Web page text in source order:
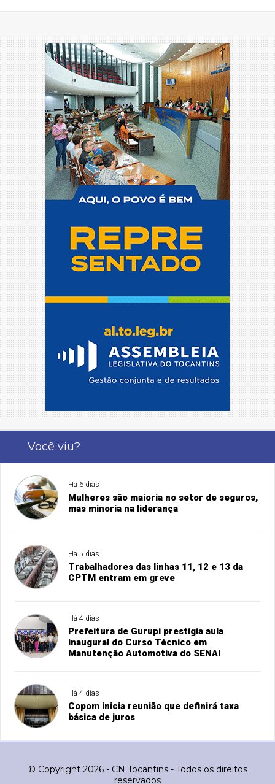
Você viu?
Há 6 dias
Mulheres são maioria no setor de seguros,
mas minoria na liderança
Há 5 dias
Trabalhadores das linhas 11, 12 e 13 da
CPTM entram em greve
Há 4 dias
Prefeitura de Gurupi prestigia aula
inaugural do Curso Técnico em
Manutenção Automotiva do SENAI
Há 4 dias
Copom inicia reunião que definirá taxa
básica de juros
© Copyright 2026 - CN Tocantins - Todos os direitos
reservados